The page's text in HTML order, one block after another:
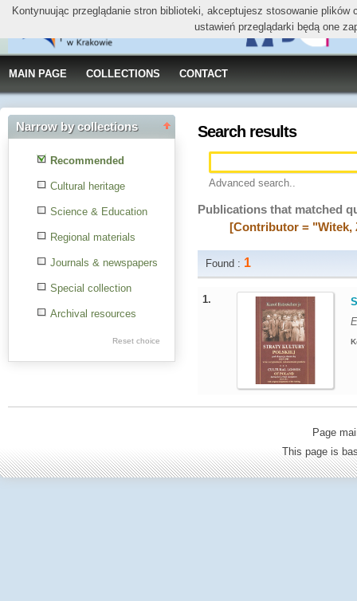
MAIN PAGE COLLECTIONS CONTACT
Narrow by collections
Recommended
Cultural heritage
Science & Education
Regional materials
Journals & newspapers
Special collection
Archival resources
Reset choice
Search results
Advanced search..
Publications that matched
[Contributor = "Witek,
Found : 1
1.
Page
This page is
Kontynuując przeglądanie stron biblioteki, akceptujesz stosowanie
ustawień przeglądarki będą one